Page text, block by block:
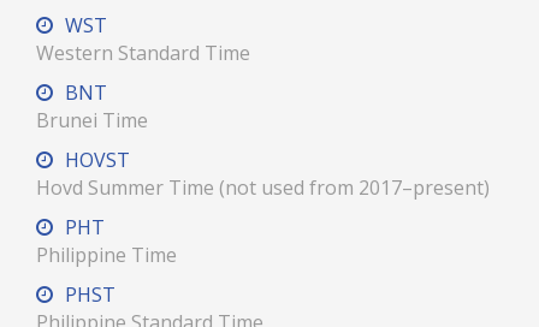
WST
Western Standard Time
BNT
Brunei Time
HOVST
Hovd Summer Time (not used from 2017–present)
PHT
Philippine Time
PHST